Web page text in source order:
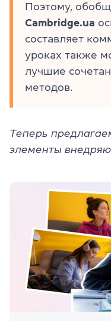
Поэтому,
Cambridge.ua
составляет
уроках также
лучшие
методов.
Теперь
элементы